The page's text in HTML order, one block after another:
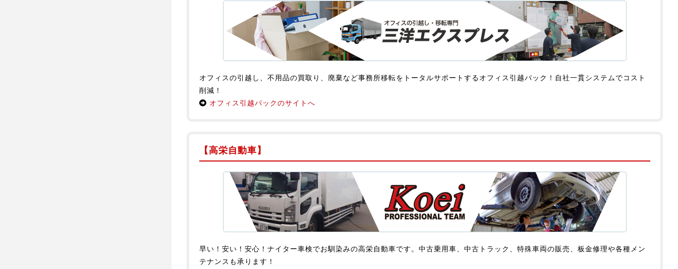
オフィスの引越し、不用品の買取り、廃棄など事務所移転をトータルサポートするオフィス引越パック！自社一貫システムでコスト
削減！
オフィス引越パックのサイトへ
【高栄自動車】
早い！安い！安心！ナイター車検でお馴染みの高栄自動車です。中古乗用車、中古トラック、特殊車両の販売、板金修理や各種メン
テナンスも承ります！